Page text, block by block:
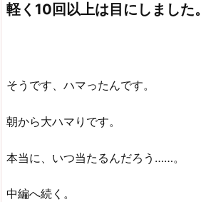
軽く10回以上は目にしました。
そうです、ハマったんです。
朝から大ハマりです。
本当に、いつ当たるんだろう……。
中編へ続く。